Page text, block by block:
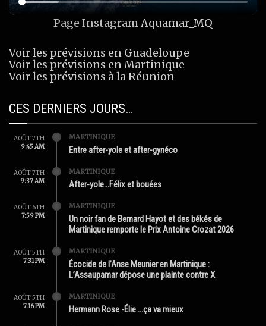
Page InstagramAquamar_MQ
Voir les prévisions en Guadeloupe
Voir les prévisions en Martinique
Voir les prévisions à la Réunion
CES DERNIERS JOURS…
AOÛT 7TH
9:45 AM
MARTINIQUE
Entre after-yole et after-gynéco
AOÛT 7TH
9:37 AM
MARTINIQUE
After-yole…Félix et bouées
AOÛT 6TH
7:59 PM
MARTINIQUE
Un noir fan de Bernard Hayot et des békés de
Martinique remporte le Prix Antoine Crozat 2026
AOÛT 5TH
7:31 PM
MARTINIQUE
Écocide de l’Anse Meunier en Martinique :
L’Assaupamar dépose une plainte contre X
AOÛT 5TH
7:16 PM
MARTINIQUE
Hermann Rose -Élie …ça va mieux